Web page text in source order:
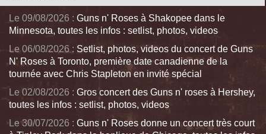
Le 09/08/2026 : Guns n' Roses à Shakopee dans le
Minnesota, toutes les infos : setlist, photos, videos
Le 06/08/2026 : Setlist, photos, videos du concert de Guns
N' Roses à Toronto, première date canadienne de la
tournée avec Chris Stapleton en invité spécial
Le 02/08/2026 : Gros concert des Guns n' roses à Hershey,
toutes les infos : setlist, photos, videos
Le 30/07/2026 : Guns n' Roses donne un concert très court